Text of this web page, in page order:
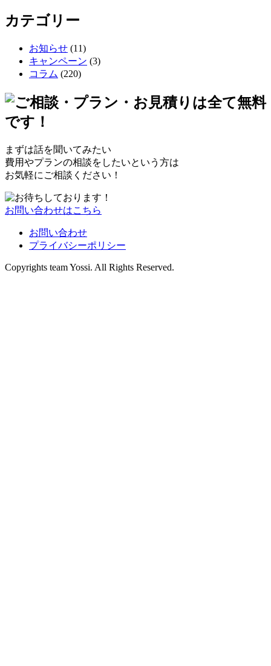
カテゴリー
お知らせ (11)
キャンペーン (3)
コラム (220)
まずは話を聞いてみたい
費用やプランの相談をしたいという方は
お気軽にご相談ください！
お問い合わせはこちら
お問い合わせ
プライバシーポリシー
Copyrights team Yossi. All Rights Reserved.